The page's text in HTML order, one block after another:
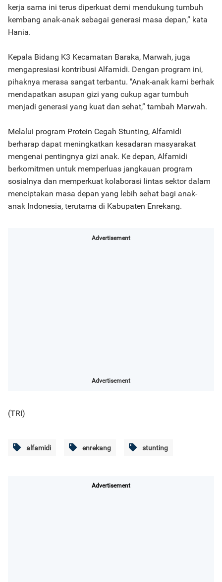
kerja sama ini terus diperkuat demi mendukung tumbuh
kembang anak-anak sebagai generasi masa depan,” kata
Hania.
Kepala Bidang K3 Kecamatan Baraka, Marwah, juga
mengapresiasi kontribusi Alfamidi. Dengan program ini,
pihaknya merasa sangat terbantu. "Anak-anak kami berhak
mendapatkan asupan gizi yang cukup agar tumbuh
menjadi generasi yang kuat dan sehat,” tambah Marwah.
Melalui program Protein Cegah Stunting, Alfamidi
berharap dapat meningkatkan kesadaran masyarakat
mengenai pentingnya gizi anak. Ke depan, Alfamidi
berkomitmen untuk memperluas jangkauan program
sosialnya dan memperkuat kolaborasi lintas sektor dalam
menciptakan masa depan yang lebih sehat bagi anak-
anak Indonesia, terutama di Kabupaten Enrekang.
Advertisement
Advertisement
(TRI)
alfamidi enrekang stunting
Advertisement